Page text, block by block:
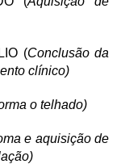
(Conclusão da
clínico)
o telhado)
e aquisição de